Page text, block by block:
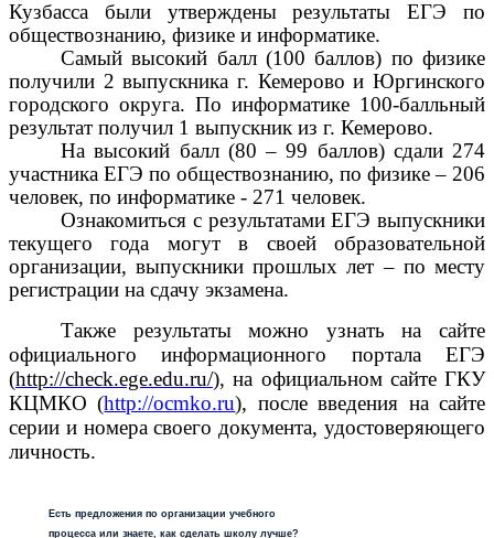
Кузбасса были утверждены результаты ЕГЭ по
обществознанию, физике и информатике.
Самый высокий балл (100 баллов) по физике
получили 2 выпускника г. Кемерово и Юргинского
городского округа. По информатике 100-балльный
результат получил 1 выпускник из г. Кемерово.
На высокий балл (80 – 99 баллов) сдали 274
участника ЕГЭ по обществознанию, по физике – 206
человек, по информатике - 271 человек.
Ознакомиться с результатами ЕГЭ выпускники
текущего года могут в своей образовательной
организации, выпускники прошлых лет – по месту
регистрации на сдачу экзамена.
Также результаты можно узнать на сайте
официального информационного портала ЕГЭ
(http://check.ege.edu.ru/), на официальном сайте ГКУ
КЦМКО (http://ocmko.ru), после введения на сайте
серии и номера своего документа, удостоверяющего
личность.
Есть предложения по организации учебного
процесса или знаете, как сделать школу лучше?